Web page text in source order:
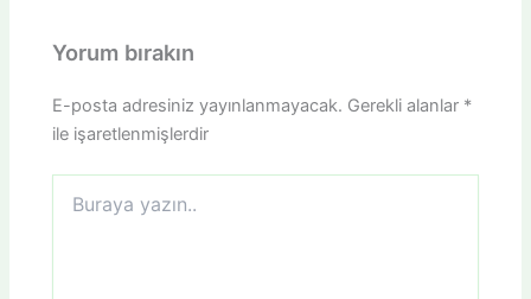
Yorum bırakın
E-posta adresiniz yayınlanmayacak. Gerekli alanlar *
ile işaretlenmişlerdir
yazın..